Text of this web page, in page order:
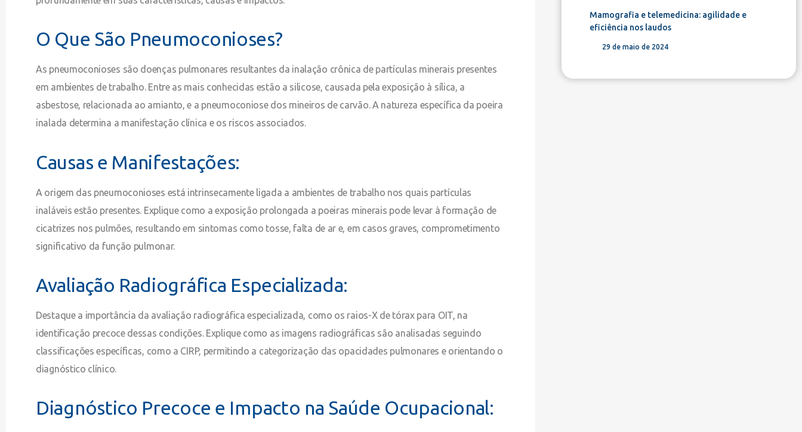
O Que São Pneumoconioses?
As pneumoconioses são doenças pulmonares resultantes da inalação crônica de partículas minerais presentes
em ambientes de trabalho. Entre as mais conhecidas estão a silicose, causada pela exposição à sílica, a
asbestose, relacionada ao amianto, e a pneumoconiose dos mineiros de carvão. A natureza específica da poeira
inalada determina a manifestação clínica e os riscos associados.
Causas e Manifestações:
A origem das pneumoconioses está intrinsecamente ligada a ambientes de trabalho nos quais partículas
inaláveis estão presentes. Explique como a exposição prolongada a poeiras minerais pode levar à formação de
cicatrizes nos pulmões, resultando em sintomas como tosse, falta de ar e, em casos graves, comprometimento
significativo da função pulmonar.
Avaliação Radiográfica Especializada:
Destaque a importância da avaliação radiográfica especializada, como os raios-X de tórax para OIT, na
identificação precoce dessas condições. Explique como as imagens radiográficas são analisadas seguindo
classificações específicas, como a CIRP, permitindo a categorização das opacidades pulmonares e orientando o
diagnóstico clínico.
Diagnóstico Precoce e Impacto na Saúde Ocupacional:
Mamografia e telemedicina: agilidade e
eficiência nos laudos
29 de maio de 2024